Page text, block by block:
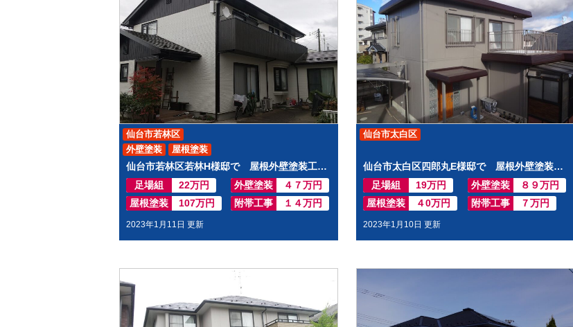
仙台市若林区若林H様邸で 屋根外壁塗装工事させて頂きました
足場組
22万円 外壁塗装
４７万円
屋根塗装
107万円 附帯工事 １４万円
2023年1月11日 更新
外壁塗装 屋根塗装
仙台市若林区
仙台市太白区四郎丸E様邸で 屋根外壁塗装工事させて頂きました
足場組
19万円 外壁塗装
８９万円
屋根塗装
４0万円 附帯工事 ７万円
2023年1月10日 更新
仙台市太白区